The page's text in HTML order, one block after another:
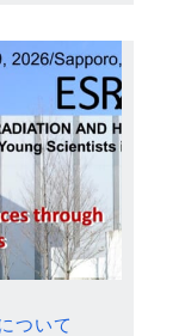
ついて